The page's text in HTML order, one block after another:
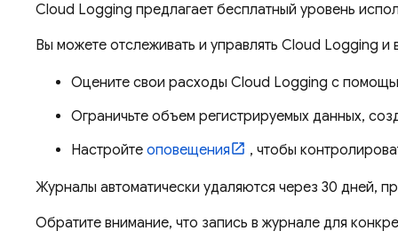
Cloud Logging предлагает бесплатный уровень
Вы можете отслеживать и управлять Cloud Logging и
Оцените свои расходы Cloud Logging с
Ограничьте объем регистрируемых данных,
Настройте оповещения , чтобы
Журналы автоматически удаляются через 30 дней,
Обратите внимание, что запись в журнале для